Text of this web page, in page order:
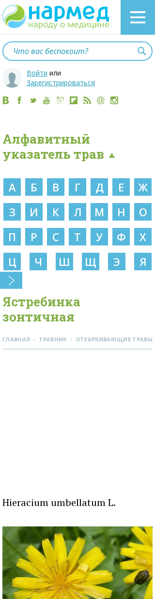
Войти или
Зарегистрироваться
Алфавитный
указатель трав
А Б В Г Д Е
Ж
З
И К Л М Н
О
П
Р С Т У Ф
Х
Ц
Ч Ш Щ Э Я
Ястребинка
зонтичная
ГЛАВНАЯ › ТРАВНИК › ОТХАРКИВАЮЩИЕ ТРАВЫ
Hieracium umbellatum L.